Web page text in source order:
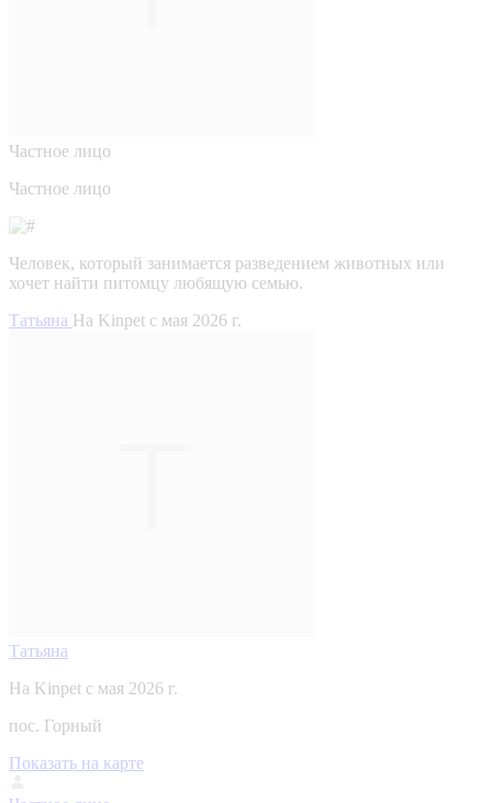
Частное лицо
Частное лицо
Человек, который занимается разведением животных или
хочет найти питомцу любящую семью.
Татьяна На Kinpet c мая 2026 г.
Татьяна
На Kinpet c мая 2026 г.
пос. Горный
Показать на карте